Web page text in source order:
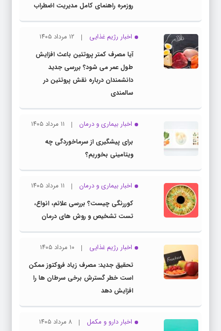
روزمره راهنمای کامل مدیریت اضطراب
اخبار رژیم غذایی
۱۲ مرداد ۱۴۰۵
آیا مصرف کمتر پروتئین باعث افزایش
طول عمر می شود؟ بررسی جدید
دانشمندان درباره نقش پروتئین در
سالمندی
اخبار بیماری و درمان
۱۱ مرداد ۱۴۰۵
برای پیشگیری از سرماخوردگی چه
ویتامینی بخوریم؟
اخبار بیماری و درمان
۱۱ مرداد ۱۴۰۵
کوررنگی چیست؟ بررسی علائم، انواع،
تست تشخیص و روش های درمان
اخبار رژیم غذایی
۱۰ مرداد ۱۴۰۵
تحقیق جدید: مصرف زیاد فروکتوز ممکن
است خطر گسترش برخی سرطان ها را
افزایش دهد
اخبار دارو و مکمل
۸ مرداد ۱۴۰۵